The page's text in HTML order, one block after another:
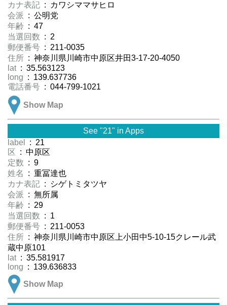
カナ表記 : カワシママサヒロ
会派 : 公明党
年齢 : 47
当選回数 : 2
郵便番号 : 211-0035
住所 : 神奈川県川崎市中原区井田3-17-20-4050
lat : 35.563123
long : 139.637736
電話番号 : 044-799-1021
Show Map
See "21" in Apps
label
: 21
区 : 中原区
定数 : 9
姓名
: 重冨達也
カナ表記 : シゲトミタツヤ
会派 : 無所属
年齢 : 29
当選回数 : 1
郵便番号 : 211-0053
住所 : 神奈川県川崎市中原区上小田中5-10-15クレール武
蔵中原101
lat : 35.581917
long : 139.636833
Show Map